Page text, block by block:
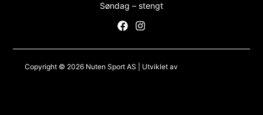
Søndag – stengt
Copyright © 2026 Nuten Sport AS | Utviklet av